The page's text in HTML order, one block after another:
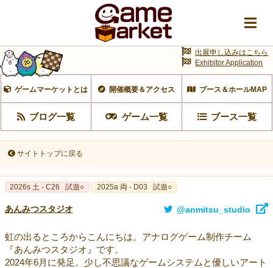
ゲームマーケットとは 開催概要＆アクセス ブース＆ホールMAP
ブログ一覧 ゲーム一覧 ブース一覧
出展申し込みはこちら
Exhibitor Application
サイトトップに戻る
2026s 土 - C26 試遊○ 2025a 両 - D03 試遊○
あんみつスタジオ @anmitsu_studio
虹の出るところからこんにちは。アナログゲーム制作チーム
『あんみつスタジオ』です。
2024年6月に発足。少し不思議なゲームシステムと優しいアート